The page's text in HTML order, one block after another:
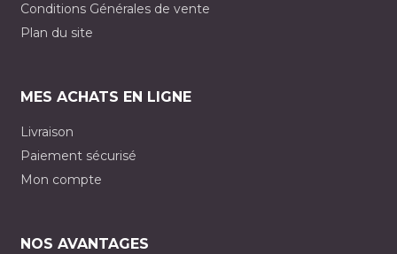
Conditions Générales de vente
Plan du site
MES ACHATS EN LIGNE
Livraison
Paiement sécurisé
Mon compte
NOS AVANTAGES